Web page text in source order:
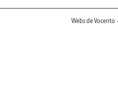
Webs de Vocento